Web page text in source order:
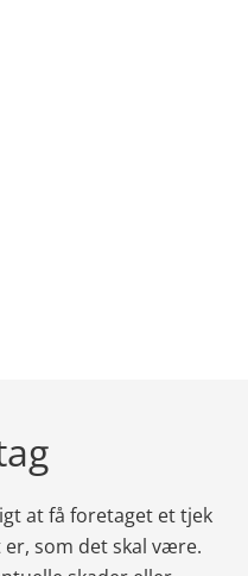
at få foretaget et tjek
som det skal være.